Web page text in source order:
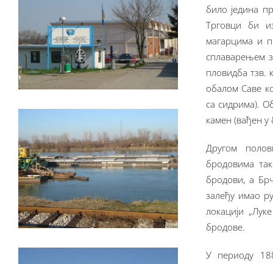
било једина
Трговци би
магарцима и
сплаварењем
пловидба тзв.
обалом Саве
са сидрима).
камен (вађен у
Другом
бродовима
бродови, а
залеђу имао
локацији
бродове.
У периоду